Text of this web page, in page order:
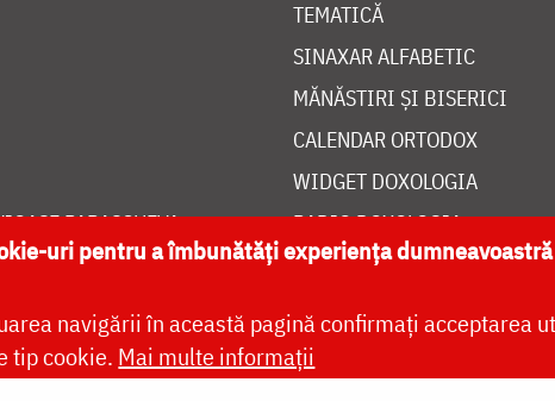
PARASCHEVA
TEMATICĂ
SINAXAR ALFABETIC
MĂNĂSTIRI ȘI BISERICI
CALENDAR ORTODOX
WIDGET DOXOLOGIA
RADIO DOXOLOGIA
Site dezvoltat de
uri pentru a îmbunătăți experiența
navigării în această pagină confirmați acceptarea
tip cookie. Mai multe informații